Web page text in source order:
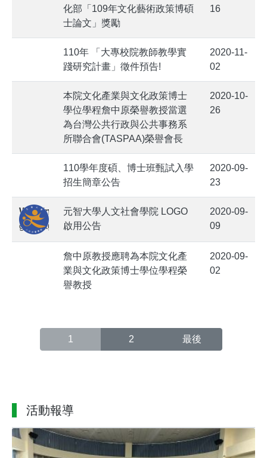
化部「109年文化藝術政策博碩
士論文」獎勵
16
110年 「大專校院教師教學實
踐研究計畫」徵件預告!
2020-11-
02
本院文化產業與文化政策博士
學位學程詹中原榮譽教授當選
為台灣公共行政與公共事務系
所聯合會(TASPAA)榮譽會長
2020-10-
26
110學年度碩、博士班甄試入學
招生簡章公告
2020-09-
23
Warning
getimagesize(20200909-
9d83e.png):
495
/>
元智大學人文社會學院 LOGO
啟用公告
2020-09-
09
詹中原教授應聘為本院文化產
業與文化政策博士學位學程榮
譽教授
2020-09-
02
1 2 最後
活動報導